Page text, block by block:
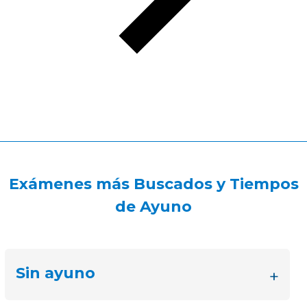
Exámenes más Buscados y Tiempos
de Ayuno
Sin ayuno